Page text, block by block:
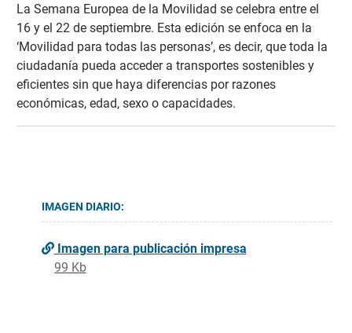
La Semana Europea de la Movilidad se celebra entre el
16 y el 22 de septiembre. Esta edición se enfoca en la
‘Movilidad para todas las personas’, es decir, que toda la
ciudadanía pueda acceder a transportes sostenibles y
eficientes sin que haya diferencias por razones
económicas, edad, sexo o capacidades.
IMAGEN DIARIO:
Imagen para publicación impresa
99 Kb